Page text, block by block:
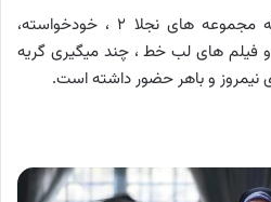
دهقانی در آثار بسیاری از جمله مجموعه های نجلا ۲ ، خود‌خواسته،
هم‌سایه ، همبازی ، پایتخت ۴ و فیلم های لب خط ، چند میگیری گریه